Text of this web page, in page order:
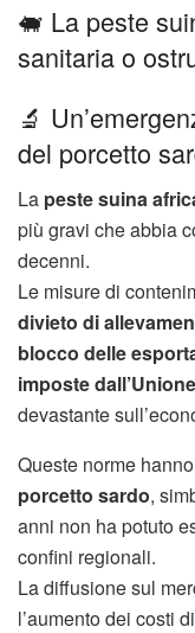
🐖 La peste
sanitaria o
🔬
del porcetto
La peste suina
più gravi che abbia
decenni.
Le misure di
divieto di
blocco delle
imposte
devastante
Queste norme
porcetto sardo,
anni non ha potuto
confini regionali.
La diffusione sul
l’aumento dei costi